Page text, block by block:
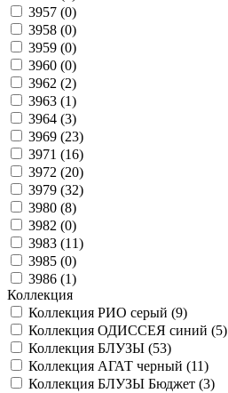
3957 (0)
3958 (0)
3959 (0)
3960 (0)
3962 (2)
3963 (1)
3964 (3)
3969 (23)
3971 (16)
3972 (20)
3979 (32)
3980 (8)
3982 (0)
3983 (11)
3985 (0)
3986 (1)
Коллекция
Коллекция РИО серый (9)
Коллекция ОДИССЕЯ синий (5)
Коллекция БЛУЗЫ (53)
Коллекция АГАТ черный (11)
Коллекция БЛУЗЫ Бюджет (3)